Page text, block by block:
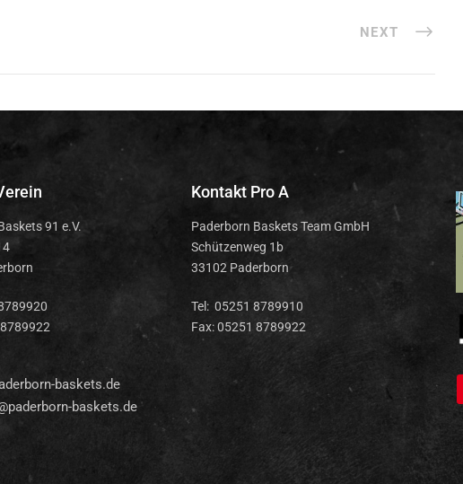
NEXT
91 e.V.
baskets.de
baskets.de
Kontakt Pro A
Paderborn Baskets Team GmbH
Schützenweg 1b
33102 Paderborn
Tel: 05251 8789910
Fax: 05251 8789922